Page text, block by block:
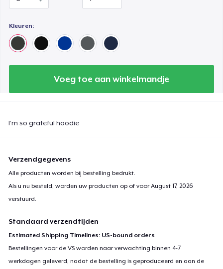
Kleuren:
Voeg toe aan winkelmandje
I’m so grateful hoodie
Verzendgegevens
Alle producten worden bij bestelling bedrukt.
Als u nu besteld, worden uw producten op of voorAugust 17, 2026
verstuurd.
Standaard verzendtijden
Estimated Shipping Timelines: US-bound orders
Bestellingen voor de VS worden naar verwachting binnen 4-7
werkdagen geleverd, nadat de bestelling is geproduceerd en aan de